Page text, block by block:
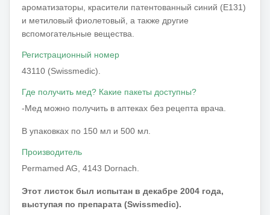
ароматизаторы, красители патентованный синий (E131)
и метиловый фиолетовый, а также другие
вспомогательные вещества.
Регистрационный номер
43110 (Swissmedic).
Где получить мед? Какие пакеты доступны?
-Мед можно получить в аптеках без рецепта врача.
В упаковках по 150 мл и 500 мл.
Производитель
Permamed AG, 4143 Dornach.
Этот листок был испытан в декабре 2004 года,
выступая по препарата (Swissmedic).